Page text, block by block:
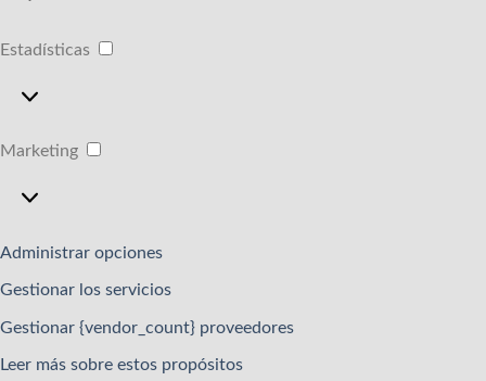
Estadísticas
Estadísticas
Marketing
Marketing
Administrar opciones
Gestionar los servicios
Gestionar {vendor_count} proveedores
Leer más sobre estos propósitos